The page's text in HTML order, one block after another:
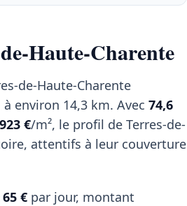
Haute-Charente
de-Haute-Charente
environ 14,3 km. Avec 74,6
923 €/m², le profil de Terres-de-
attentifs à leur couverture
65 € par jour, montant